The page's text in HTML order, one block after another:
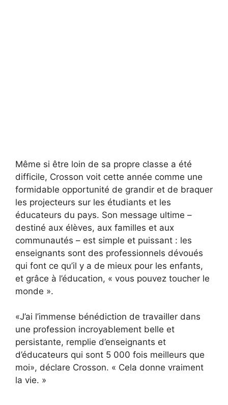
Même si être loin de sa propre classe a été
difficile, Crosson voit cette année comme une
formidable opportunité de grandir et de braquer
les projecteurs sur les étudiants et les
éducateurs du pays. Son message ultime –
destiné aux élèves, aux familles et aux
communautés – est simple et puissant : les
enseignants sont des professionnels dévoués
qui font ce qu’il y a de mieux pour les enfants,
et grâce à l’éducation, « vous pouvez toucher le
monde ».
«J’ai l’immense bénédiction de travailler dans
une profession incroyablement belle et
persistante, remplie d’enseignants et
d’éducateurs qui sont 5 000 fois meilleurs que
moi», déclare Crosson. « Cela donne vraiment
la vie. »